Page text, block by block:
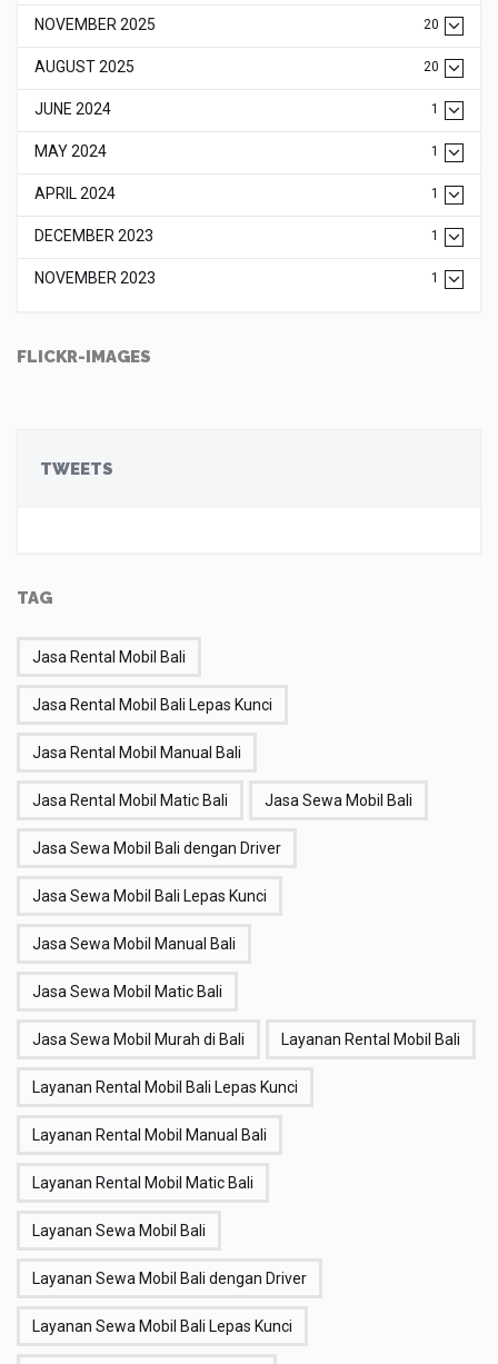
NOVEMBER 2025 20
AUGUST 2025 20
JUNE 2024 1
MAY 2024 1
APRIL 2024 1
DECEMBER 2023 1
NOVEMBER 2023 1
FLICKR-IMAGES
TWEETS
TAG
Jasa Rental Mobil Bali
Jasa Rental Mobil Bali Lepas Kunci
Jasa Rental Mobil Manual Bali
Jasa Rental Mobil Matic Bali Jasa Sewa Mobil Bali
Jasa Sewa Mobil Bali dengan Driver
Jasa Sewa Mobil Bali Lepas Kunci
Jasa Sewa Mobil Manual Bali
Jasa Sewa Mobil Matic Bali
Jasa Sewa Mobil Murah di Bali Layanan Rental Mobil Bali
Layanan Rental Mobil Bali Lepas Kunci
Layanan Rental Mobil Manual Bali
Layanan Rental Mobil Matic Bali
Layanan Sewa Mobil Bali
Layanan Sewa Mobil Bali dengan Driver
Layanan Sewa Mobil Bali Lepas Kunci